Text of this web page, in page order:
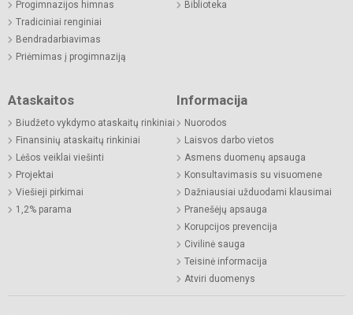
Progimnazijos himnas
Tradiciniai renginiai
Bendradarbiavimas
Priėmimas į progimnaziją
Biblioteka
Ataskaitos
Biudžeto vykdymo ataskaitų rinkiniai
Finansinių ataskaitų rinkiniai
Lėšos veiklai viešinti
Projektai
Viešieji pirkimai
1,2% parama
Informacija
Nuorodos
Laisvos darbo vietos
Asmens duomenų apsauga
Konsultavimasis su visuomene
Dažniausiai užduodami klausimai
Pranešėjų apsauga
Korupcijos prevencija
Civilinė sauga
Teisinė informacija
Atviri duomenys